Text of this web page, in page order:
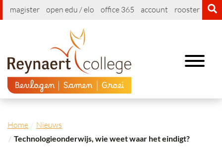
magister open edu / elo office 365 account rooster
Toggle
Home Nieuws
Technologieonderwijs, wie weet waar het eindigt?